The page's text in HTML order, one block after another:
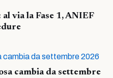
via la Fase 1, ANIEF
cambia da settembre